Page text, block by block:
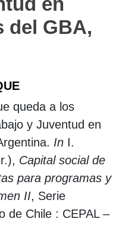
del GBA,
queda a los
y Juventud en
In I.
Capital social de
para programas y
II, Serie
de Chile : CEPAL –